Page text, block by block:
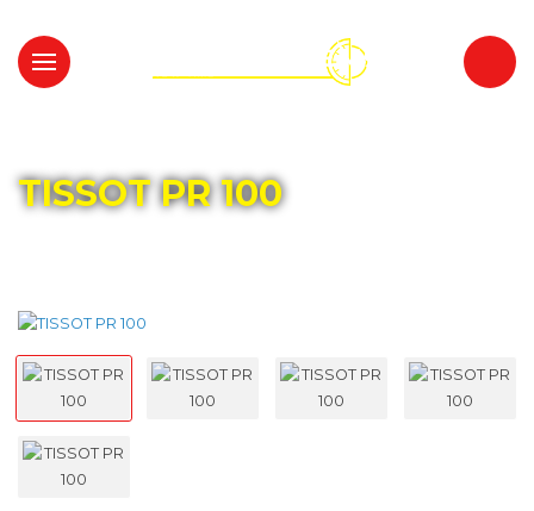
TISSOT PR 100